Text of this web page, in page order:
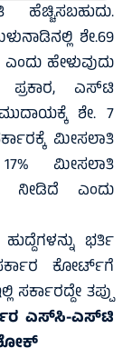
ಹೆಚ್ಚಿಸಬಹುದು.
ಶೇ.69
ಹೇಳುವುದು
ಎಸ್‌ಟಿ
ಶೇ. 7
ಮೀಸಲಾತಿ
ಮೀಸಲಾತಿ
ನೀಡಿದೆ ಎಂದು
ಭರ್ತಿ
ಕೋರ್ಟ್‌ಗೆ
ತಪ್ಪು
ಎಸ್‍ಸಿ-ಎಸ್‍ಟಿ